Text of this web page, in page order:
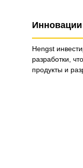
Инновации
Hengst
разработки,
продукты и